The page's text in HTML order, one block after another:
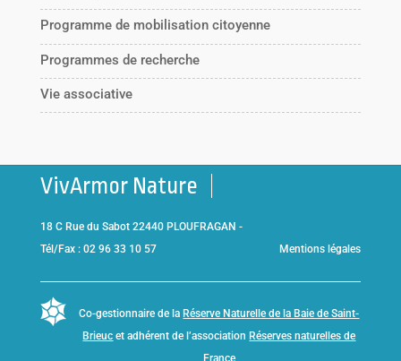
Programme de mobilisation citoyenne
Programmes de recherche
Vie associative
VivArmor Nature
18 C Rue du Sabot 22440 PLOUFRAGAN -
Tél/Fax : 02 96 33 10 57
Mentions légales
Co-gestionnaire de la Réserve Naturelle de la Baie de Saint-
Brieuc et adhérent de l’association Réserves naturelles de